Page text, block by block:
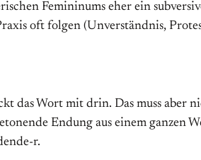
Femininums eher ein
oft folgen (Unverständnis,
das Wort mit drin. Das muss aber
Endung aus einem ganzen
r.